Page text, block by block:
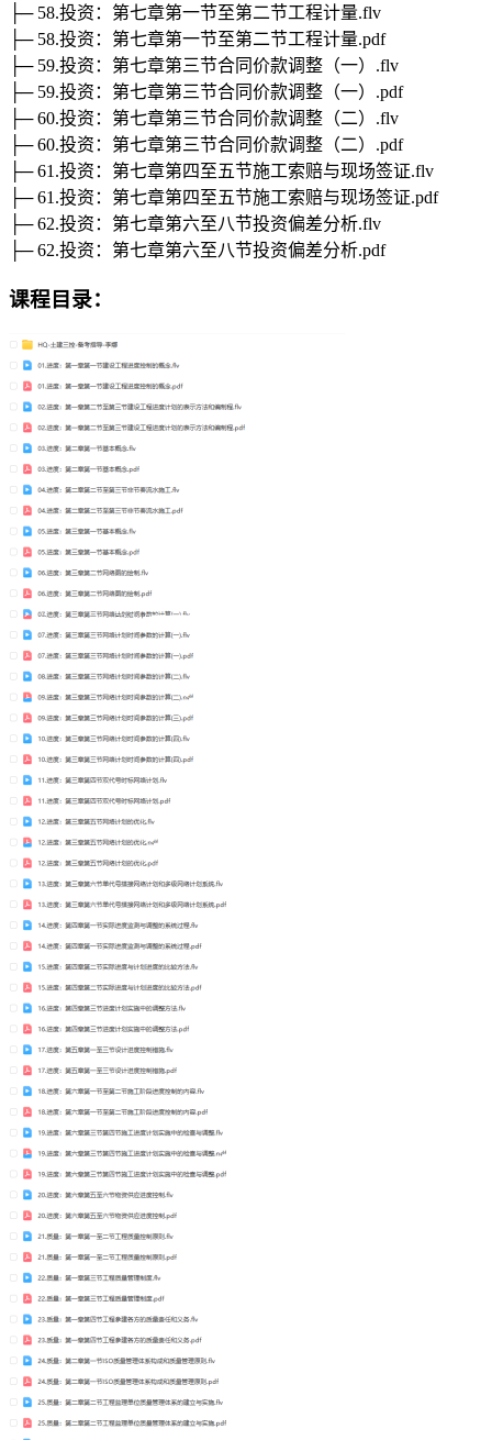
├─ 58.投资：第七章第一节至第二节工程计量.flv
├─ 58.投资：第七章第一节至第二节工程计量.pdf
├─ 59.投资：第七章第三节合同价款调整（一）.flv
├─ 59.投资：第七章第三节合同价款调整（一）.pdf
├─ 60.投资：第七章第三节合同价款调整（二）.flv
├─ 60.投资：第七章第三节合同价款调整（二）.pdf
├─ 61.投资：第七章第四至五节施工索赔与现场签证.flv
├─ 61.投资：第七章第四至五节施工索赔与现场签证.pdf
├─ 62.投资：第七章第六至八节投资偏差分析.flv
├─ 62.投资：第七章第六至八节投资偏差分析.pdf
课程目录：